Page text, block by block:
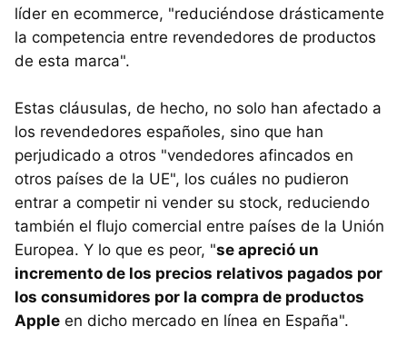
líder en ecommerce, "reduciéndose drásticamente
la competencia entre revendedores de productos
de esta marca".
Estas cláusulas, de hecho, no solo han afectado a
los revendedores españoles, sino que han
perjudicado a otros "vendedores afincados en
otros países de la UE", los cuáles no pudieron
entrar a competir ni vender su stock, reduciendo
también el flujo comercial entre países de la Unión
Europea. Y lo que es peor, "se apreció un
incremento de los precios relativos pagados por
los consumidores por la compra de productos
Apple en dicho mercado en línea en España".